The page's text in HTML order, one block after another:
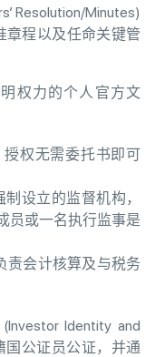
Resolution/Minutes)
程以及任命关键管
权力的个人官方文
授权无需委托书即可
设立的监督机构，
员或一名执行监事是
责会计核算及与税务
Identity and
国公证员公证，并通